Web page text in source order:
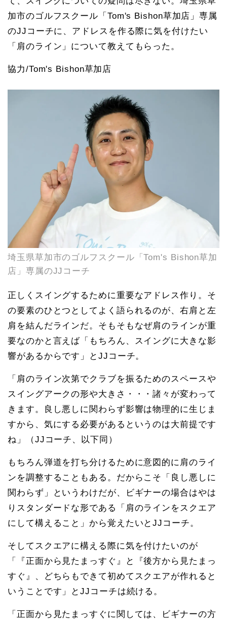
加市のゴルフスクール「Tom's Bishon草加店」専属
のJJコーチに、アドレスを作る際に気を付けたい
「肩のライン」について教えてもらった。
協力/Tom's Bishon草加店
埼玉県草加市のゴルフスクール「Tom's Bishon草加
店」専属のJJコーチ
正しくスイングするために重要なアドレス作り。そ
の要素のひとつとしてよく語られるのが、右肩と左
肩を結んだラインだ。そもそもなぜ肩のラインが重
要なのかと言えば「もちろん、スイングに大きな影
響があるからです」とJJコーチ。
「肩のライン次第でクラブを振るためのスペースや
スイングアークの形や大きさ・・・諸々が変わって
きます。良し悪しに関わらず影響は物理的に生じま
すから、気にする必要があるというのは大前提です
ね」（JJコーチ、以下同）
もちろん弾道を打ち分けるために意図的に肩のライ
ンを調整することもある。だからこそ「良し悪しに
関わらず」というわけだが、ビギナーの場合はやは
りスタンダードな形である「肩のラインをスクエア
にして構えること」から覚えたいとJJコーチ。
そしてスクエアに構える際に気を付けたいのが
「『正面から見たまっすぐ』と『後方から見たまっ
すぐ』、どちらもできて初めてスクエアが作れると
いうことです」とJJコーチは続ける。
「正面から見たまっすぐに関しては、ビギナーの方